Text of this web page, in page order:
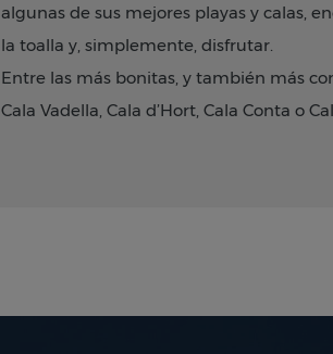
algunas de sus mejores playas y calas,
la toalla y, simplemente, disfrutar.
Entre las más bonitas, y también más
Cala Vadella , Cala d’Hort , Cala Conta o